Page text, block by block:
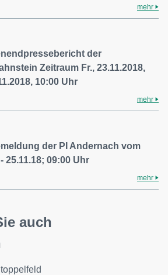
mehr
der
Zeitraum Fr., 23.11.2018,
10:00 Uhr
mehr
der PI Andernach vom
25.11.18; 09:00 Uhr
mehr
auch